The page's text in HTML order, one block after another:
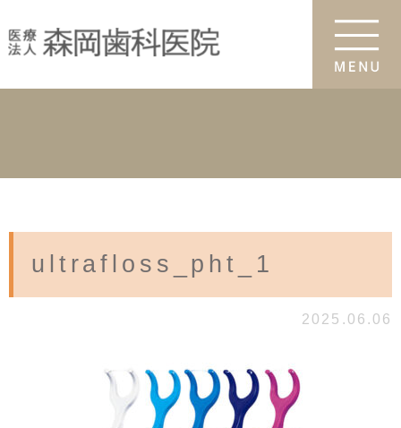
ultrafloss_pht_1
2025.06.06